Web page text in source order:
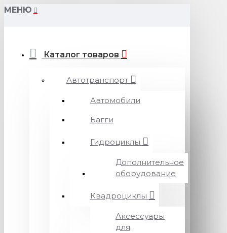
МЕНЮ
Каталог товаров
Автотранспорт
Автомобили
Багги
Гидроциклы
Дополнительное
оборудование
Квадроциклы
Аксессуары
для